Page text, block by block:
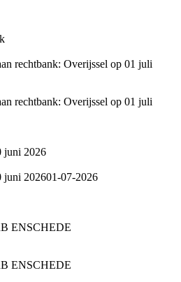
rechtbank: Overijssel op 01 juli
rechtbank: Overijssel op 01 juli
juni 2026
juni 202601-07-2026
ENSCHEDE
ENSCHEDE